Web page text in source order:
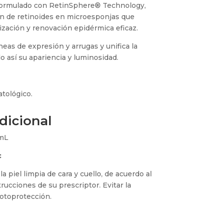
con RetinSphere® Technology,
de retinoides en microesponjas que
y renovación epidérmica eficaz.
de expresión y arrugas y unifica la
así su apariencia y luminosidad.
piel limpia de cara y cuello, de acuerdo al
de su prescriptor. Evitar la